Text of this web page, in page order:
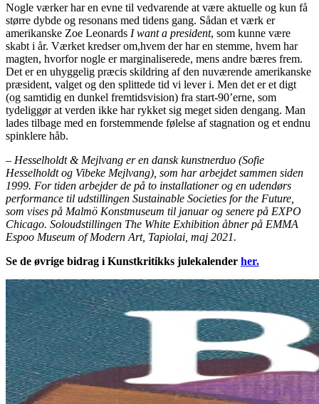
Nogle værker har en evne til vedvarende at være aktuelle og kun få
større dybde og resonans med tidens gang. Sådan et værk er
amerikanske Zoe Leonards I want a president, som kunne være
skabt i år. Værket kredser om,hvem der har en stemme, hvem har
magten, hvorfor nogle er marginaliserede, mens andre bæres frem.
Det er en uhyggelig præcis skildring af den nuværende amerikanske
præsident, valget og den splittede tid vi lever i. Men det er et digt
(og samtidig en dunkel fremtidsvision) fra start-90’erne, som
tydeliggør at verden ikke har rykket sig meget siden dengang. Man
lades tilbage med en forstemmende følelse af stagnation og et endnu
spinklere håb.
– Hesselholdt & Mejlvang er en dansk kunstnerduo (Sofie
Hesselholdt og Vibeke Mejlvang), som har arbejdet sammen siden
1999. For tiden arbejder de på to installationer og en udendørs
performance til udstillingen Sustainable Societies for the Future,
som vises på Malmö Konstmuseum til januar og senere på EXPO
Chicago. Soloudstillingen The White Exhibition åbner på EMMA
Espoo Museum of Modern Art, Tapiolai, maj 2021.
Se de øvrige bidrag i Kunstkritikks julekalender her.